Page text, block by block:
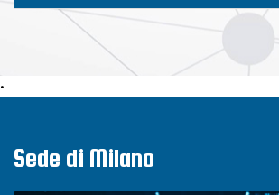
•
Sede di Milano